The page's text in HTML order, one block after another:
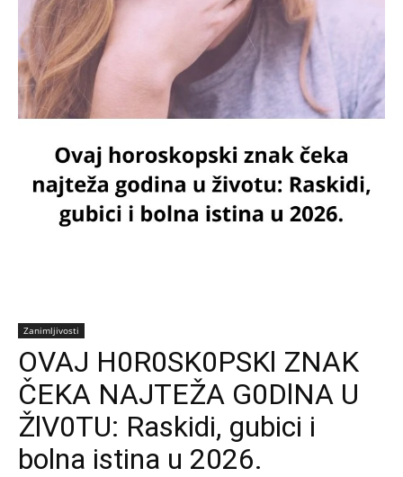
Zanimljivosti
OVAJ H0R0SK0PSKl ZNAK
ČEKA NAJTEŽA G0DlNA U
ŽlV0TU: Raskidi, gubici i
bolna istina u 2026.